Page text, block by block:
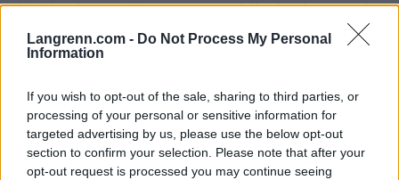
Langrenn.com - Do Not Process My Personal
Information
If you wish to opt-out of the sale, sharing to third parties, or
processing of your personal or sensitive information for
targeted advertising by us, please use the below opt-out
section to confirm your selection. Please note that after your
opt-out request is processed you may continue seeing
Ski Classics Pro Tour renn, og blitt innlemmet i
Ski Classics Hall of Fame.
sammenlagttrøya, den grønne sprinttrøya og den
rutete klatretrøya. Bare to kvinner har gjort det
før. Den ene er hennes egen teamsjef Lina
Korsgren. Den andre er langløpsdronninga Britta